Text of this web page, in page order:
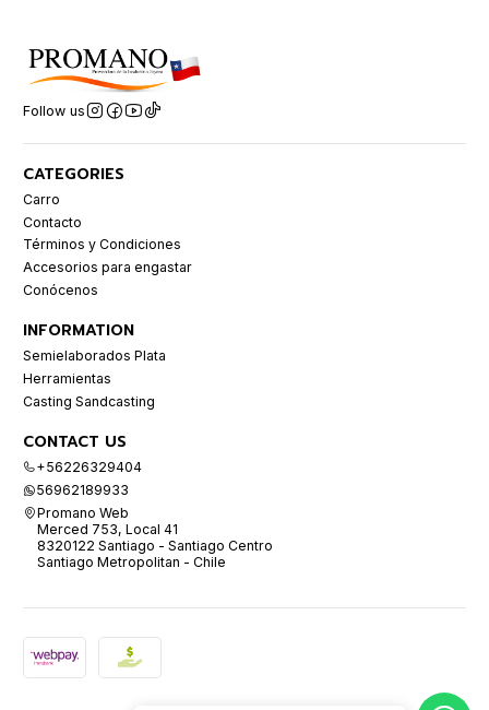
Follow us
CATEGORIES
Carro
Contacto
Términos y Condiciones
Accesorios para engastar
Conócenos
INFORMATION
Semielaborados Plata
Herramientas
Casting Sandcasting
CONTACT US
+56226329404
56962189933
Promano Web
Merced 753, Local 41
8320122 Santiago - Santiago Centro
Santiago Metropolitan - Chile